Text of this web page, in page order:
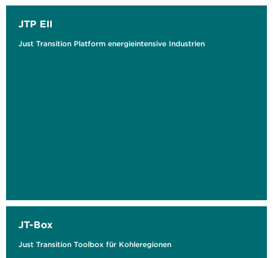
JTP EII
Just Transition Platform energieintensive Industrien
JT-Box
Just Transition Toolbox für Kohleregionen